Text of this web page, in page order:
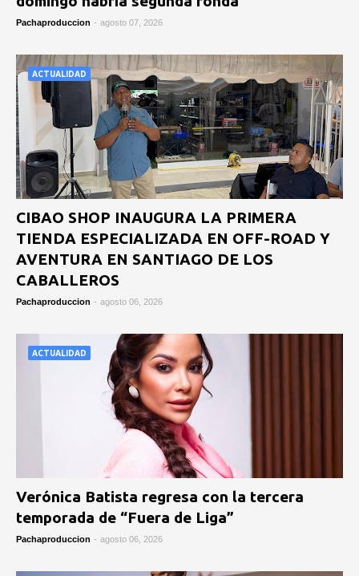
Pachaproduccion - agosto 07, 2026
ACTUALIDAD
CIBAO SHOP INAUGURA LA PRIMERA
TIENDA ESPECIALIZADA EN OFF-ROAD Y
AVENTURA EN SANTIAGO DE LOS
CABALLEROS
Pachaproduccion - agosto 06, 2026
ACTUALIDAD
Verónica Batista regresa con la tercera
temporada de “Fuera de Liga”
Pachaproduccion - agosto 06, 2026